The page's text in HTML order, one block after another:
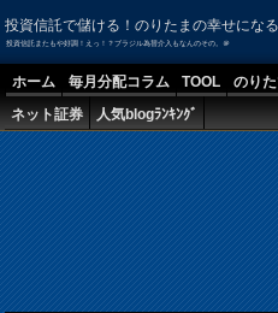
投資信託で儲ける！のりたまの幸せにな
投資信託またもや好調！えっ！？ブラジル為替介入もなんのその。＠
ホーム 毎月分配コラム TOOL のり
ネット証券
人気blogﾗﾝｷﾝｸﾞ